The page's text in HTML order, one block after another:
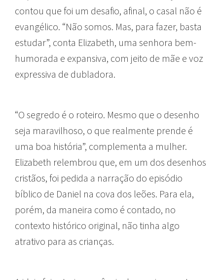
contou que foi um desafio, afinal, o casal não é
evangélico. “Não somos. Mas, para fazer, basta
estudar”, conta Elizabeth, uma senhora bem-
humorada e expansiva, com jeito de mãe e voz
expressiva de dubladora.
“O segredo é o roteiro. Mesmo que o desenho
seja maravilhoso, o que realmente prende é
uma boa história”, complementa a mulher.
Elizabeth relembrou que, em um dos desenhos
cristãos, foi pedida a narração do episódio
bíblico de Daniel na cova dos leões. Para ela,
porém, da maneira como é contado, no
contexto histórico original, não tinha algo
atrativo para as crianças.